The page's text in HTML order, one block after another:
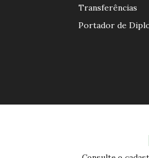
Transferências
Portador de